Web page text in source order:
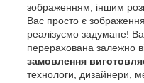
зображенням, іншим
Вас просто є
реалізуємо задумане!
перерахована залежно
замовлення
технологи, дизайнери,